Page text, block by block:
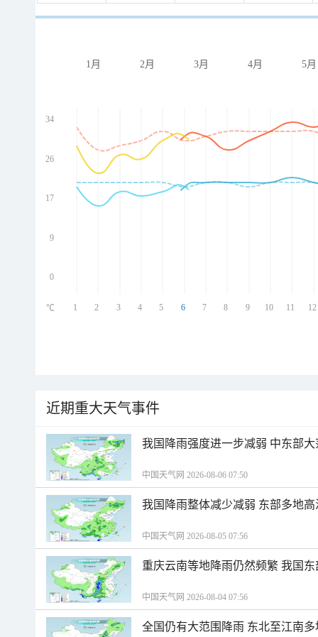
1月 2月 3月 4月 5月
34
26
17
9
0
1 2 3 4 5 6 7 8 9 10 11 12
℃
近期重大天气事件
我国降雨强度进一步减弱 中东部
中国天气网 2026-08-06 07:50
我国降雨整体减少减弱 东部多地
中国天气网 2026-08-05 07:56
重庆云南等地降雨仍然频繁 我国
中国天气网 2026-08-04 07:56
全国仍有大范围降雨 东北至江南